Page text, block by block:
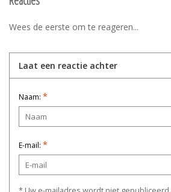
Wees de eerste om te reageren...
Laat een reactie achter
Naam: *
E-mail: *